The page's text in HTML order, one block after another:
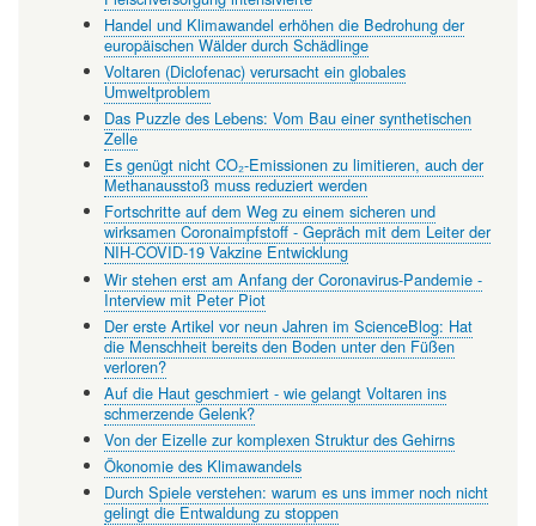
Handel und Klimawandel erhöhen die Bedrohung der
europäischen Wälder durch Schädlinge
Voltaren (Diclofenac) verursacht ein globales
Umweltproblem
Das Puzzle des Lebens: Vom Bau einer synthetischen
Zelle
Es genügt nicht CO₂-Emissionen zu limitieren, auch der
Methanausstoß muss reduziert werden
Fortschritte auf dem Weg zu einem sicheren und
wirksamen Coronaimpfstoff - Gepräch mit dem Leiter der
NIH-COVID-19 Vakzine Entwicklung
Wir stehen erst am Anfang der Coronavirus-Pandemie -
Interview mit Peter Piot
Der erste Artikel vor neun Jahren im ScienceBlog: Hat
die Menschheit bereits den Boden unter den Füßen
verloren?
Auf die Haut geschmiert - wie gelangt Voltaren ins
schmerzende Gelenk?
Von der Eizelle zur komplexen Struktur des Gehirns
Ökonomie des Klimawandels
Durch Spiele verstehen: warum es uns immer noch nicht
gelingt die Entwaldung zu stoppen